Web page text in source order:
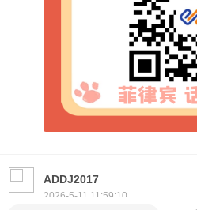
ADDJ2017
2026-5-11 11:59:10